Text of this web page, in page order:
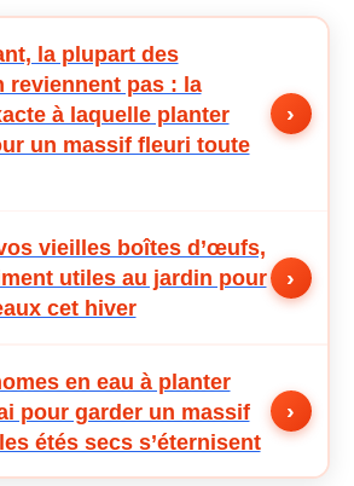
la plupart des
reviennent pas : la
à laquelle planter
un massif fleuri toute
›
vieilles boîtes d’œufs,
utiles au jardin pour
cet hiver
›
en eau à planter
pour garder un massif
étés secs s’éternisent
›